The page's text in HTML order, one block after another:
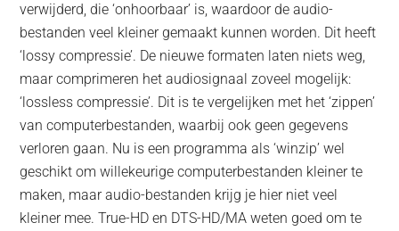
verwijderd, die ‘onhoorbaar’ is, waardoor de audio-
bestanden veel kleiner gemaakt kunnen worden. Dit heeft
‘lossy compressie’. De nieuwe formaten laten niets weg,
maar comprimeren het audiosignaal zoveel mogelijk:
‘lossless compressie’. Dit is te vergelijken met het ‘zippen’
van computerbestanden, waarbij ook geen gegevens
verloren gaan. Nu is een programma als ‘winzip’ wel
geschikt om willekeurige computerbestanden kleiner te
maken, maar audio-bestanden krijg je hier niet veel
kleiner mee. True-HD en DTS-HD/MA weten goed om te